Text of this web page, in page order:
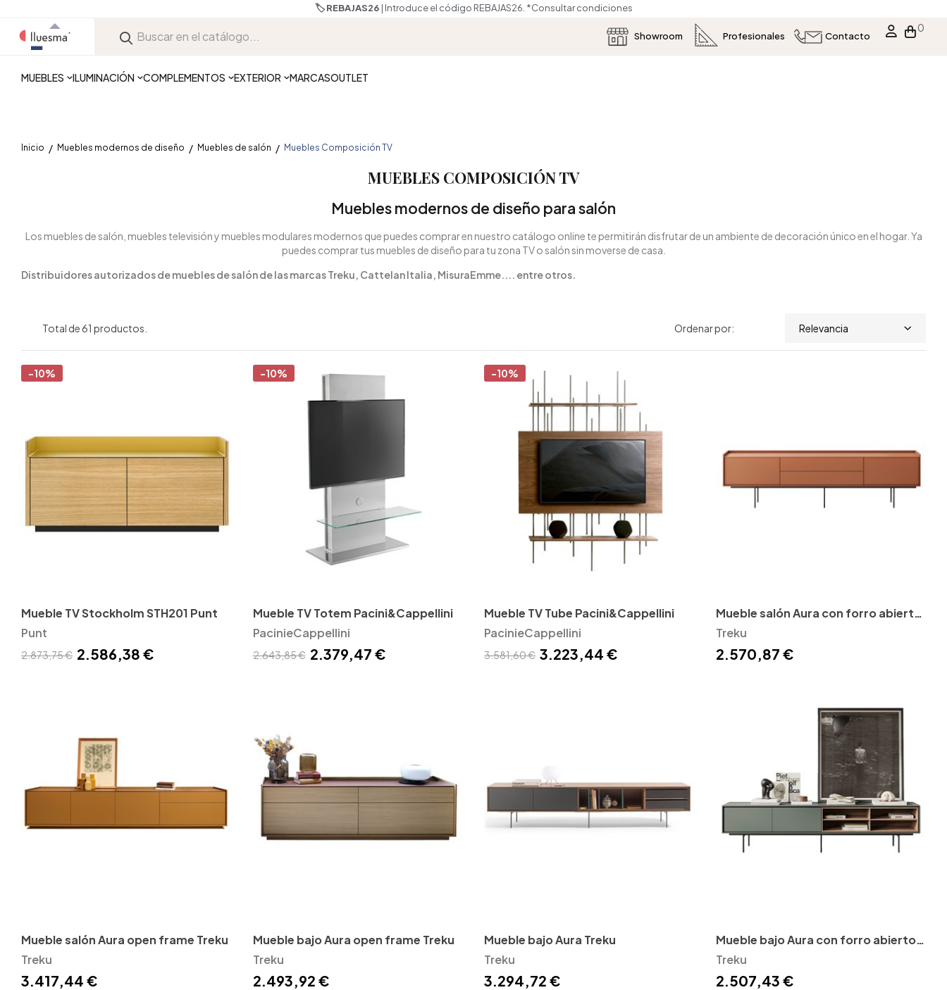
🏷️ REBAJAS26| Introduce el código REBAJAS26. *Consultar condiciones
Showroom Profesionales Contacto
0
MUEBLES ILUMINACIÓN COMPLEMENTOS EXTERIOR MARCASOUTLET
Inicio Muebles modernos de diseño Muebles de salón Muebles Composición TV
MUEBLES COMPOSICIÓN TV
Muebles modernos de diseño para salón
Los muebles de salón, muebles televisión y muebles modulares modernos que puedes comprar en nuestro catálogo online te permitirán disfrutar de un ambiente de decoración único en el hogar. Ya
puedes comprar tus muebles de diseño para tu zona TV o salón sin moverse de casa.
Distribuidores autorizados de muebles de salón de las marcas Treku, Cattelan Italia, MisuraEmme.... entre otros.
Total de 61 productos. Ordenar por: Relevancia
-10%
Mueble TV Stockholm STH201 Punt
Punt
2.873,75 € 2.586,38 €
-10%
Mueble TV Totem Pacini&Cappellini
PacinieCappellini
2.643,85 € 2.379,47 €
-10%
Mueble TV Tube Pacini&Cappellini
PacinieCappellini
3.581,60 € 3.223,44 €
Mueble salón Aura con forro abierto
Treku
Treku
2.570,87 €
Mueble salón Aura open frame Treku
Treku
3.417,44 €
Mueble bajo Aura open frame Treku
Treku
2.493,92 €
Mueble bajo Aura Treku
Treku
3.294,72 €
Mueble bajo Aura con forro abierto
Treku
Treku
2.507,43 €